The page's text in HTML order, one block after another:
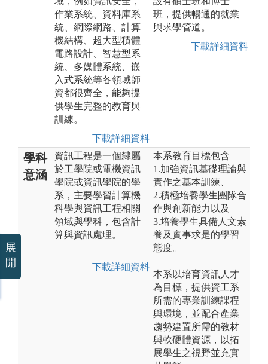
作業系統、資料庫系
統、網際網路、計算
機結構、超大型積體
電路設計、智慧型系
統、多媒體系統、嵌
入式系統等各領域師
資都很齊全，能夠提
供學生完整的教育與
訓練。
下載詳細資料
班，提供暢通的就業
與求學管道。
下載詳細資料
學科
意涵
資訊工程是一個隸屬
於工學院或電機資訊
學院或資訊學院的學
系，主要學習計算機
科學與資訊工程相關
領域與學科，包含計
算與資訊處理。
下載詳細資料
本系教育目標包含
1.加強資訊基礎理論與
實作之基本訓練、
2.積極培養學生團隊合
作與創新能力以及
3.培養學生具備人文素
養及實事求是的學習
態度。
本系以培育資訊人才
為目標，提供資工系
所需的專業訓練課程
與環境，並配合產業
趨勢建置所需的教材
與軟硬體資源，以拓
展學生之視野並充實
展
開